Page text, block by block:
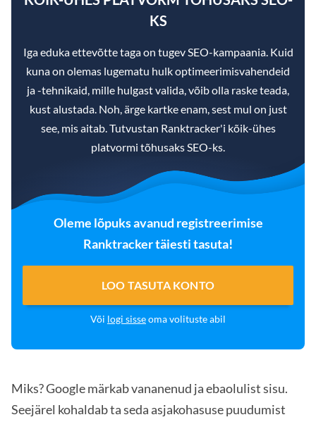
KS
Iga eduka ettevõtte taga on tugev SEO-kampaania. Kuid
kuna on olemas lugematu hulk optimeerimisvahendeid
ja -tehnikaid, mille hulgast valida, võib olla raske teada,
kust alustada. Noh, ärge kartke enam, sest mul on just
see, mis aitab. Tutvustan Ranktracker'i kõik-ühes
platvormi tõhusaks SEO-ks.
Oleme lõpuks avanud registreerimise
Ranktracker täiesti tasuta!
LOO TASUTA KONTO
Või logi sisseoma volituste abil
Miks? Google märkab vananenud ja ebaolulist sisu.
Seejärel kohaldab ta seda asjakohasuse puudumist